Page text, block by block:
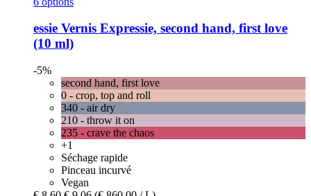
essie Vernis Expressie, second hand, first love
(10 ml)
-5%
second hand, first love
0 - crop, top and roll
340 - air dry
210 - throw it on
235 - crave the chaos
+1
Séchage rapide
Pinceau incurvé
Vegan